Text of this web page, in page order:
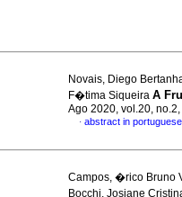
Novais, Diego
F�tima Siqueira A
Ago 2020, vol.20,
· abstract in portuguese
Campos, �rico Bruno
Bocchi, Josiane